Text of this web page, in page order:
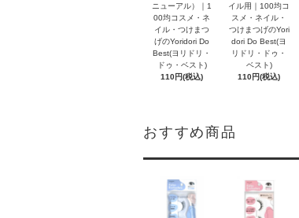
ニューアル）｜1
00均コスメ・ネ
イル・つけまつ
げのYoridori Do
Best(ヨリドリ・
ドゥ・ベスト)
110円(税込)
イル用｜100均コ
スメ・ネイル・
つけまつげのYori
dori Do Best(ヨ
リドリ・ドゥ・
ベスト)
110円(税込)
おすすめ商品